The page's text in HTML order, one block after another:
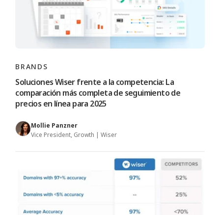
BRANDS
Soluciones Wiser frente a la competencia: La
comparación más completa de seguimiento de
precios en línea para 2025
Mollie Panzner
Vice President, Growth | Wiser